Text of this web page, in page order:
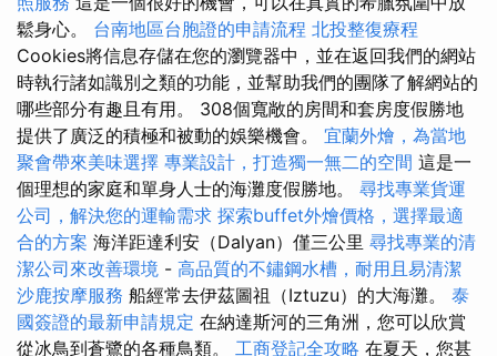
鬆身心。 台南地區台胞證的申請流程 北投整復療程
Cookies將信息存儲在您的瀏覽器中，並在返回我們的網站
時執行諸如識別之類的功能，並幫助我們的團隊了解網站的
哪些部分有趣且有用。 308個寬敞的房間和套房度假勝地
提供了廣泛的積極和被動的娛樂機會。 宜蘭外燴，為當地
聚會帶來美味選擇 專業設計，打造獨一無二的空間 這是一
個理想的家庭和單身人士的海灘度假勝地。 尋找專業貨運
公司，解決您的運輸需求 探索buffet外燴價格，選擇最適
合的方案 海洋距達利安（Dal​​yan）僅三公里 尋找專業的清
潔公司來改善環境 - 高品質的不鏽鋼水槽，耐用且易清潔
沙鹿按摩服務 船經常去伊茲圖祖（Iztuzu）的大海灘。 泰
國簽證的最新申請規定 在納達斯河的三角洲，您可以欣賞
從冰鳥到蒼鷺的各種鳥類。 工商登記全攻略 在夏天，您甚